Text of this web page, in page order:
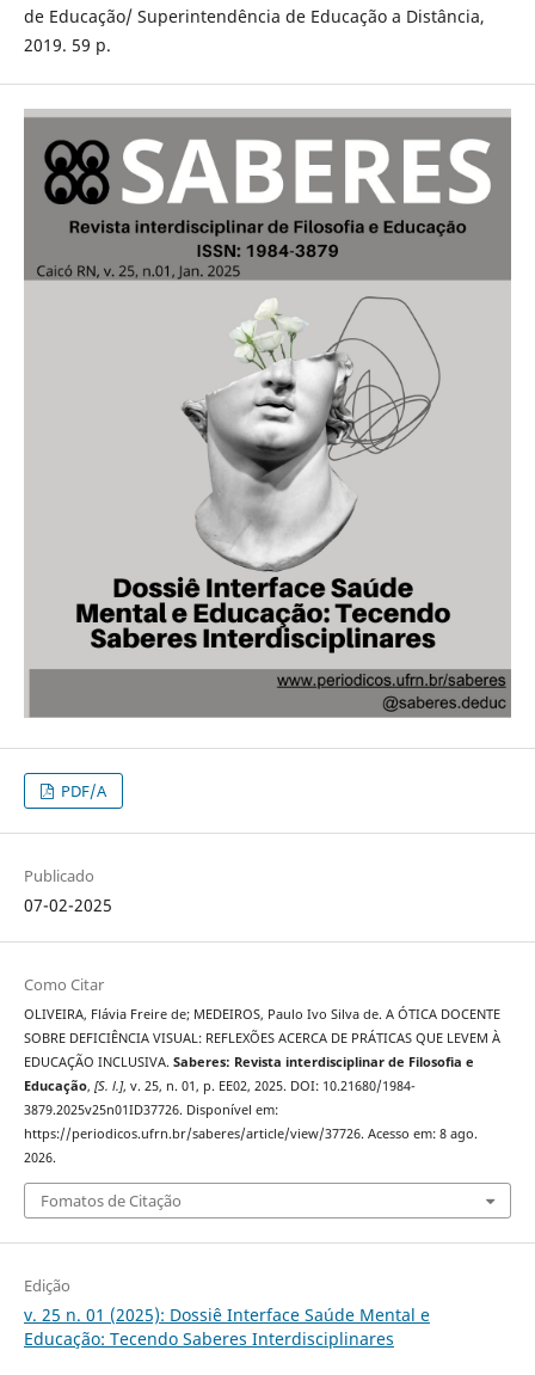
de Educação/ Superintendência de Educação a Distância,
2019. 59 p.
PDF/A
Publicado
07-02-2025
Como Citar
OLIVEIRA, Flávia Freire de; MEDEIROS, Paulo Ivo Silva de. A ÓTICA DOCENTE
SOBRE DEFICIÊNCIA VISUAL: REFLEXÕES ACERCA DE PRÁTICAS QUE LEVEM À
EDUCAÇÃO INCLUSIVA. Saberes: Revista interdisciplinar de Filosofia e
Educação, [S. l.], v. 25, n. 01, p. EE02, 2025. DOI: 10.21680/1984-
3879.2025v25n01ID37726. Disponível em:
https://periodicos.ufrn.br/saberes/article/view/37726. Acesso em: 8 ago.
2026.
Fomatos de Citação
Edição
v. 25 n. 01 (2025): Dossiê Interface Saúde Mental e
Educação: Tecendo Saberes Interdisciplinares